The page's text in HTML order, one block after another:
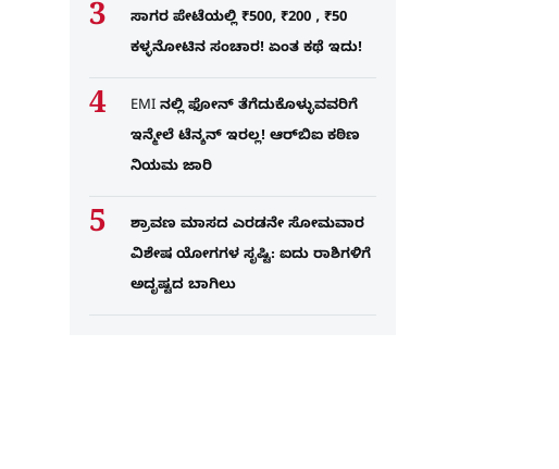
ಸಾಗರ ಪೇಟೆಯಲ್ಲಿ ₹500, ₹200 , ₹50
ಕಳ್ಳನೋಟಿನ ಸಂಚಾರ! ಏಂತ ಕಥೆ ಇದು!
EMI ನಲ್ಲಿ ಫೋನ್​ ತೆಗೆದುಕೊಳ್ಳುವವರಿಗೆ
ಇನ್ಮೇಲೆ ಟೆನ್ಶನ್​ ಇರಲ್ಲ! ಆರ್‌ಬಿಐ ಕಠಿಣ
ನಿಯಮ ಜಾರಿ
ಶ್ರಾವಣ ಮಾಸದ ಎರಡನೇ ಸೋಮವಾರ
ವಿಶೇಷ ಯೋಗಗಳ ಸೃಷ್ಟಿ: ಐದು ರಾಶಿಗಳಿಗೆ
ಅದೃಷ್ಟದ ಬಾಗಿಲು